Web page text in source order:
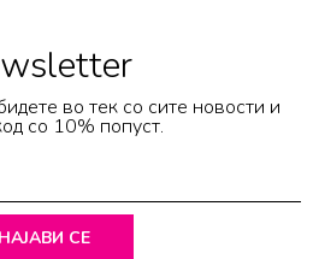
во тек со сите новости и
со 10% попуст.
НАЈАВИ СЕ